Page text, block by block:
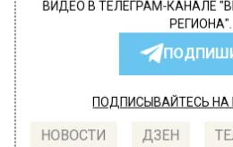
ВИДЕО В ТЕЛЕГРАМ-КАНАЛЕ
РЕГИОНА".
ПОДПИСЫВАЙТЕСЬ НА
НОВОСТИ ДЗЕН